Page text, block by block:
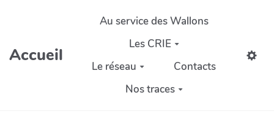
Aller au contenu principal
Accueil
Au service des Wallons
Les CRIE
Le réseau
Contacts
Nos traces